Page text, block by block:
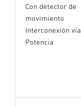
Con detector de
movimiento
Interconexión vía
Potencia